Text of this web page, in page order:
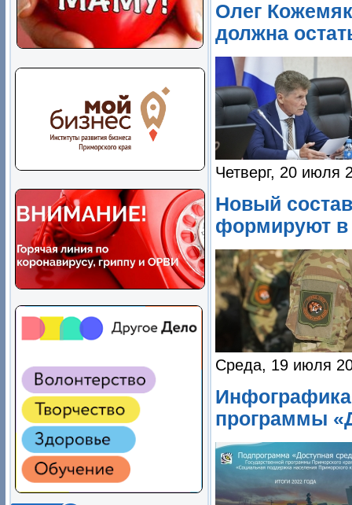
Олег
должна
Четверг, 20 июля
Новый
формируют в
Среда, 19 июля
Инфографика
программы